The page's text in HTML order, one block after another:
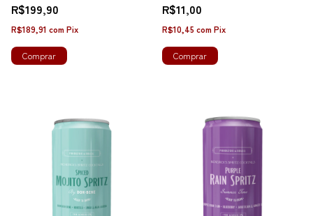
R$199,90
R$189,91 com Pix
Comprar
R$11,00
R$10,45 com Pix